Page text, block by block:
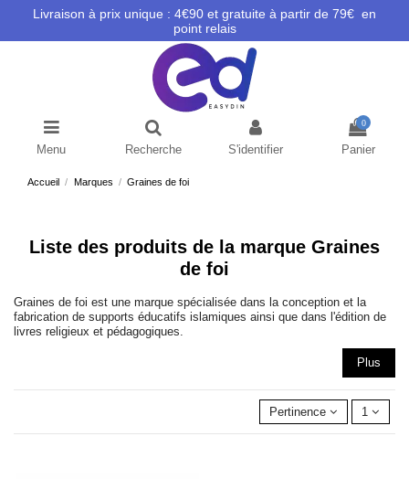
Livraison à prix unique : 4€90 et gratuite à partir de 79€ en
point relais
Menu Recherche S'identifier
0
Panier
Accueil Marques Graines de foi
Liste des produits de la marque Graines
de foi
Graines de foi est une marque spécialisée dans la conception et la
fabrication de supports éducatifs islamiques ainsi que dans l'édition de
livres religieux et pédagogiques.
Plus
Pertinence 1